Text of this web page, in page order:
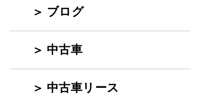
ブログ
中古車
中古車リース